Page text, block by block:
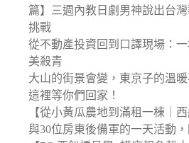
篇】三週內教日劇男神說出台
挑戰
從不動產投資回到口譯現場：
美殺青
大山的街景會變，東京子的溫
這裡等你們回家！
【從小黃瓜農地到滿租一棟｜
與30位房東後備軍的一天活動，